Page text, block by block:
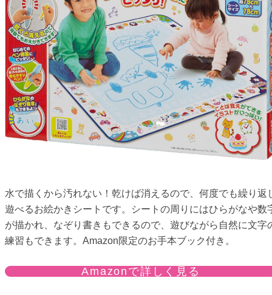
水で描くから汚れない！乾けば消えるので、何度でも繰り返
遊べるお絵かきシートです。シートの周りにはひらがなや数
が描かれ、なぞり書きもできるので、遊びながら自然に文字
練習もできます。Amazon限定のお手本ブック付き。
Amazonで詳しく見る